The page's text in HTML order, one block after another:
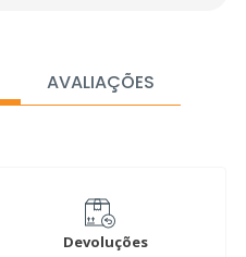
AVALIAÇÕES
Devoluções